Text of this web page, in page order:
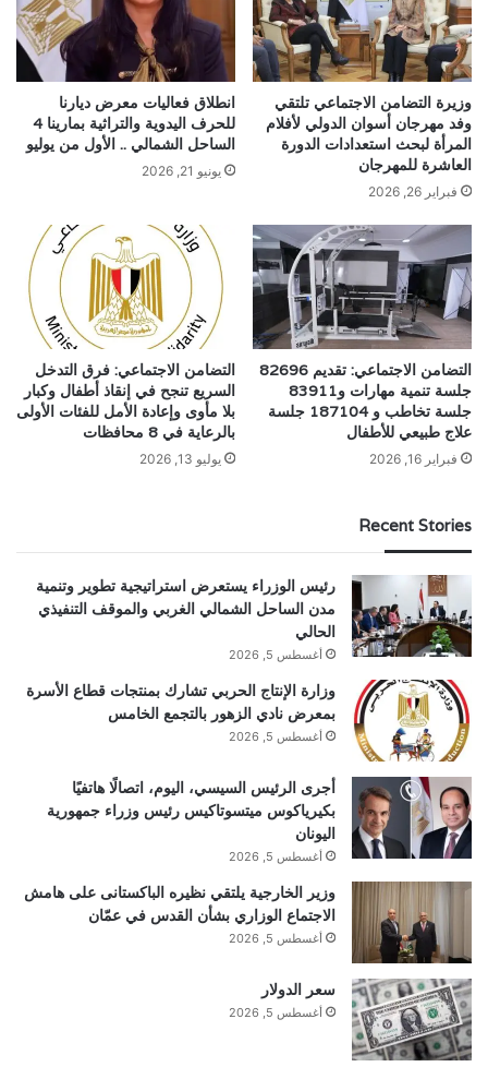
وزيرة التضامن الاجتماعي تلتقي
وفد مهرجان أسوان الدولي لأفلام
المرأة لبحث استعدادات الدورة
العاشرة للمهرجان
فبراير 26, 2026
انطلاق فعاليات معرض ديارنا
للحرف اليدوية والتراثية بمارينا 4
الساحل الشمالي .. الأول من يوليو
يونيو 21, 2026
التضامن الاجتماعي: تقديم 82696
جلسة تنمية مهارات و83911
جلسة تخاطب و 187104 جلسة
علاج طبيعي للأطفال
فبراير 16, 2026
التضامن الاجتماعي: فرق التدخل
السريع تنجح في إنقاذ أطفال وكبار
بلا مأوى وإعادة الأمل للفئات الأولى
بالرعاية في 8 محافظات
يوليو 13, 2026
Recent Stories
رئيس الوزراء يستعرض استراتيجية تطوير وتنمية
مدن الساحل الشمالي الغربي والموقف التنفيذي
الحالي
أغسطس 5, 2026
وزارة الإنتاج الحربي تشارك بمنتجات قطاع الأسرة
بمعرض نادي الزهور بالتجمع الخامس
أغسطس 5, 2026
أجرى الرئيس السيسي، اليوم، اتصالًا هاتفيًا
بكيرياكوس ميتسوتاكيس رئيس وزراء جمهورية
اليونان
أغسطس 5, 2026
وزير الخارجية يلتقي نظيره الباكستانى على هامش
الاجتماع الوزاري بشأن القدس في عمّان
أغسطس 5, 2026
سعر الدولار
أغسطس 5, 2026